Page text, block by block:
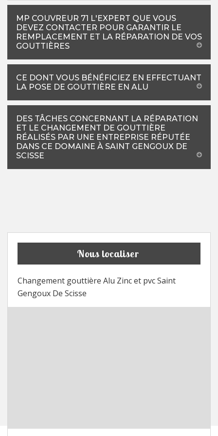
MP COUVREUR 71 L'EXPERT QUE VOUS
DEVEZ CONTACTER POUR GARANTIR LE
REMPLACEMENT ET LA RÉPARATION DE VOS
GOUTTIÈRES
CE DONT VOUS BÉNÉFICIEZ EN EFFECTUANT
LA POSE DE GOUTTIÈRE EN ALU
DES TÂCHES CONCERNANT LA RÉPARATION
ET LE CHANGEMENT DE GOUTTIÈRE
RÉALISÉS PAR UNE ENTREPRISE RÉPUTÉE
DANS CE DOMAINE À SAINT GENGOUX DE
SCISSE
Nous localiser
Changement gouttière Alu Zinc et pvc Saint
Gengoux De Scisse